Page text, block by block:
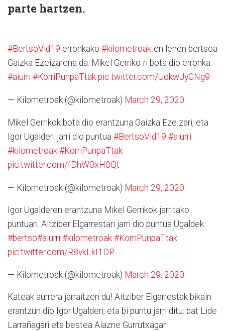
parte hartzen.
#BertsoVid19 erronkako #kilometroak-en lehen bertsoa
Gaizka Ezeizarena da. Mikel Gerriko-ri bota dio erronka.
#aiurri #KorriPunpaTtak pic.twitter.com/UokwJyGNg9
— Kilometroak (@kilometroak) March 29, 2020
Mikel Gerrikok bota dio erantzuna Gaizka Ezeizari, eta
Igor Ugalderi jarri dio puntua #BertsoVid19 #aiurri
#kilometroak #KorriPunpaTtak
pic.twitter.com/fDhW0xH0Qt
— Kilometroak (@kilometroak) March 29, 2020
Igor Ugalderen erantzuna Mikel Gerrikok jarritako
puntuari. Aitziber Elgarrestari jarri dio puntua Ugaldek.
#bertso#aiurri #kilometroak #KorriPunpaTtak
pic.twitter.com/R8vkLkI1DP
— Kilometroak (@kilometroak) March 29, 2020
Kateak aurrera jarraitzen du! Aitziber Elgarrestak bikain
erantzun dio Igor Ugalderi, eta bi puntu jarri ditu: bat Lide
Larrañagari eta bestea Alazne Gurrutxagari